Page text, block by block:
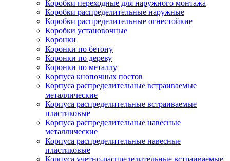
Коробки переходные для наружного монтажа
Коробки распределительные наружные
Коробки распределительные огнестойкие
Коробки установочные
Коронки
Коронки по бетону
Коронки по дереву
Коронки по металлу
Корпуса кнопочных постов
Корпуса распределительные встраиваемые
металлические
Корпуса распределительные встраиваемые
пластиковые
Корпуса распределительные навесные
металлические
Корпуса распределительные навесные
пластиковые
Корпуса учетно-распределительные встраиваемые